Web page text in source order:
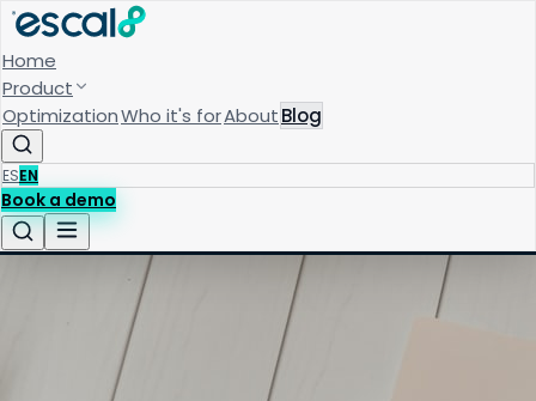
Home
Product
OptimizationWho it's forAboutBlog
ESEN
Book a demo